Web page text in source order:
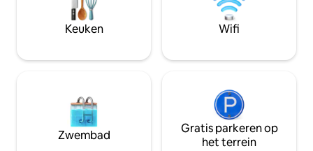
de dennen. Je voelt je weggevoerd van
de sleur terwijl je nog steeds geniet van
alle gemakken van thuis. Kom weer in
buitenleven🍃
buitenleven net
het meer.
Keuken Wifi
Zwembad
Gratis parkeren op
het terrein